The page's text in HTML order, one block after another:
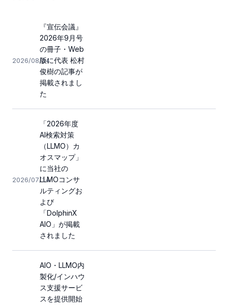
2026/08/04
『宣伝会議』
2026年9月号
の冊子・Web
版に代表 松村
俊樹の記事が
掲載されまし
た
2026/07/14
「2026年度
AI検索対策
（LLMO）カ
オスマップ」
に当社の
LLMOコンサ
ルティングお
よび
「DolphinX
AIO」が掲載
されました
AIO・LLMO内
製化/インハウ
ス支援サービ
スを提供開始